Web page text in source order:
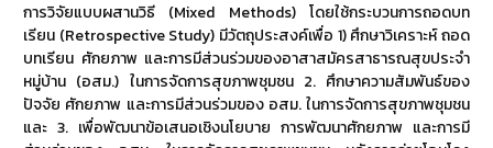
การวิจัยแบบผสานวิธี (Mixed Methods) โดยใช้กระบวนการถอดบท
เรียน (Retrospective Study) มีวัตถุประสงค์เพื่อ 1) ศึกษาวิเคราะห์ ถอด
บทเรียน ศักยภาพ และการมีส่วนร่วมของอาสาสมัครสาธารณสุขประจำ
หมู่บ้าน (อสม.) ในการจัดการสุขภาพชุมชน 2. ศึกษาความสัมพันธ์ของ
ปัจจัย ศักยภาพ และการมีส่วนร่วมของ อสม. ในการจัดการสุขภาพชุมชน
และ 3. เพื่อพัฒนาข้อเสนอเชิงนโยบาย การพัฒนาศักยภาพ และการมี